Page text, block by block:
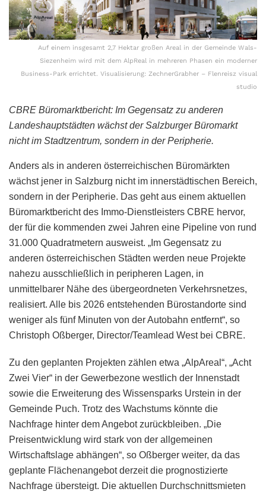
Auf einem insgesamt 2,7 Hektar großen Areal in der Gemeinde Wals-
Siezenheim wird mit dem AlpReal in mehreren Phasen ein moderner
Business-Park errichtet. Visualisierung: ZechnerGrabher – Flenreisz visual
studio
CBRE Büromarktbericht: Im Gegensatz zu anderen
Landeshauptstädten wächst der Salzburger Büromarkt
nicht im Stadtzentrum, sondern in der Peripherie.
Anders als in anderen österreichischen Büromärkten
wächst jener in Salzburg nicht im innerstädtischen Bereich,
sondern in der Peripherie. Das geht aus einem aktuellen
Büromarktbericht des Immo-Dienstleisters CBRE hervor,
der für die kommenden zwei Jahren eine Pipeline von rund
31.000 Quadratmetern ausweist. „Im Gegensatz zu
anderen österreichischen Städten werden neue Projekte
nahezu ausschließlich in peripheren Lagen, in
unmittelbarer Nähe des übergeordneten Verkehrsnetzes,
realisiert. Alle bis 2026 entstehenden Bürostandorte sind
weniger als fünf Minuten von der Autobahn entfernt“, so
Christoph Oßberger, Director/Teamlead West bei CBRE.
Zu den geplanten Projekten zählen etwa „AlpAreal“, „Acht
Zwei Vier“ in der Gewerbezone westlich der Innenstadt
sowie die Erweiterung des Wissensparks Urstein in der
Gemeinde Puch. Trotz des Wachstums könnte die
Nachfrage hinter dem Angebot zurückbleiben. „Die
Preisentwicklung wird stark von der allgemeinen
Wirtschaftslage abhängen“, so Oßberger weiter, da das
geplante Flächenangebot derzeit die prognostizierte
Nachfrage übersteigt. Die aktuellen Durchschnittsmieten